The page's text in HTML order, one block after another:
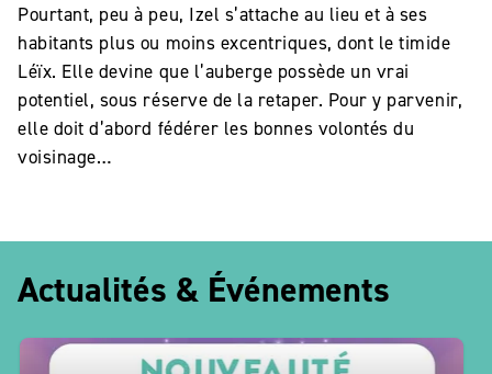
Pourtant, peu à peu, Izel s’attache au lieu et à ses
habitants plus ou moins excentriques, dont le timide
Léïx. Elle devine que l’auberge possède un vrai
potentiel, sous réserve de la retaper. Pour y parvenir,
elle doit d’abord fédérer les bonnes volontés du
voisinage…
Actualités & Événements